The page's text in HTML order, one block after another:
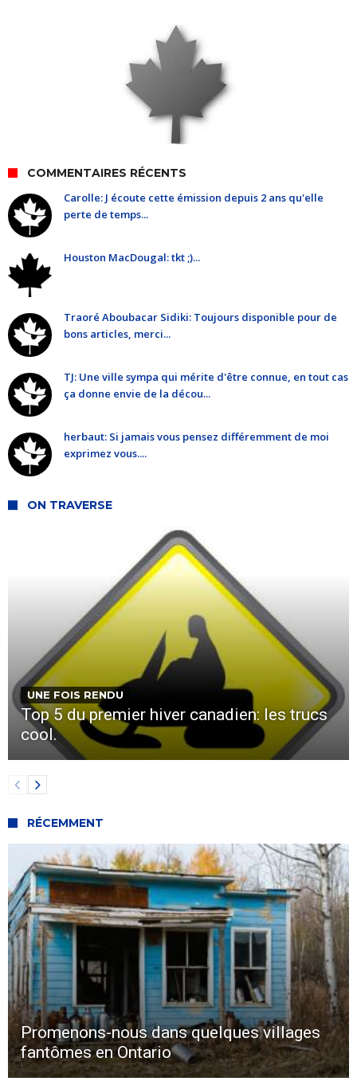
COMMENTAIRES RÉCENTS
Carolle: J écoute cette émission depuis 2 ans qu'elle
perte de temps...
Houston MacDougal: tkt ;)...
Traoré Aboubacar Sidiki: Toujours disponible pour de
bons articles, merci...
TJ: Une ville sympa qui mérite d'être connue, en tout cas
ça donne envie de la décou...
herbaut: Si jamais vous pensez différemment de moi
exprimez vous....
ON TRAVERSE
UNE FOIS RENDU
Top 5 du premier hiver canadien: les trucs
cool.
RÉCEMMENT
Promenons-nous dans quelques villages
fantômes en Ontario